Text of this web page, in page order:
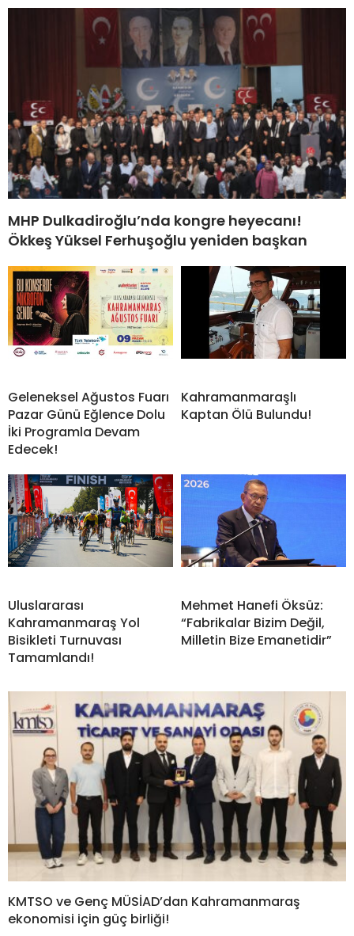
MHP Dulkadiroğlu’nda kongre heyecanı!
Ökkeş Yüksel Ferhuşoğlu yeniden başkan
Geleneksel Ağustos Fuarı
Pazar Günü Eğlence Dolu
İki Programla Devam
Edecek!
Kahramanmaraşlı
Kaptan Ölü Bulundu!
Uluslararası
Kahramanmaraş Yol
Bisikleti Turnuvası
Tamamlandı!
Mehmet Hanefi Öksüz:
“Fabrikalar Bizim Değil,
Milletin Bize Emanetidir”
KMTSO ve Genç MÜSİAD’dan Kahramanmaraş
ekonomisi için güç birliği!